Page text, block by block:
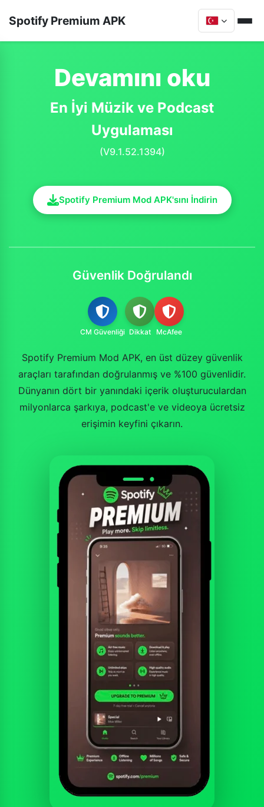
Spotify Premium APK
Devamını oku
En İyi Müzik ve Podcast
Uygulaması
(V9.1.52.1394)
Spotify Premium Mod APK'sını İndirin
Güvenlik Doğrulandı
CM Güvenliği Dikkat McAfee
Spotify Premium Mod APK, en üst düzey güvenlik
araçları tarafından doğrulanmış ve %100 güvenlidir.
Dünyanın dört bir yanındaki içerik oluşturuculardan
milyonlarca şarkıya, podcast'e ve videoya ücretsiz
erişimin keyfini çıkarın.